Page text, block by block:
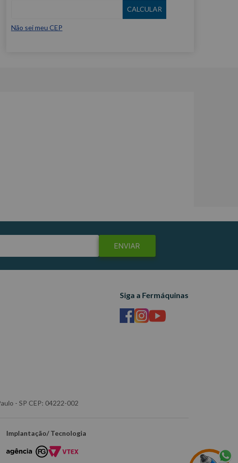
Não sei meu CEP
ENVIAR
- SP CEP: 04222-002
Siga a Fermáquinas
Implantação/ Tecnologia